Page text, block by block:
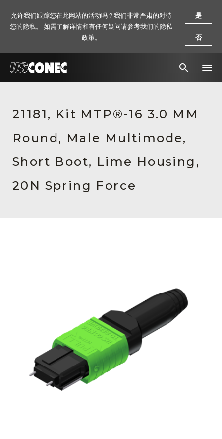
解决方案
产品
资源
关于我们
21181, Kit MTP®-16 3.0 MM
Round, Male Multimode,
Short Boot, Lime Housing,
20N Spring Force
允许我们跟踪您在此网站的活动吗？我们非常严肃的对待
您的隐私。 如需了解详情和有任何疑问请参考我们的隐私
政策。
是
否